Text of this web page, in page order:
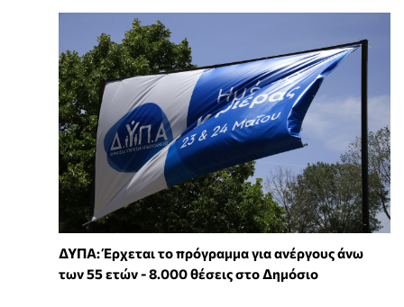
ΔΥΠΑ: Έρχεται το πρόγραμμα για ανέργους άνω
των 55 ετών - 8.000 θέσεις στο Δημόσιο